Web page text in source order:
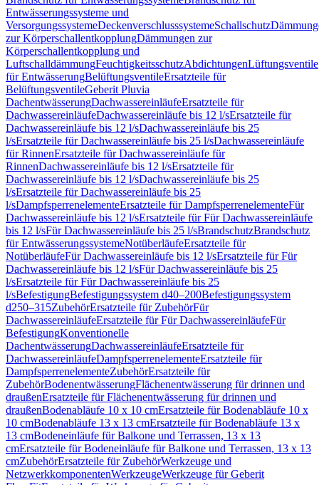
Entwässerungssysteme und
VersorgungssystemeDeckenverschlusssystemeSchallschutz
zur KörperschallentkopplungDämmungen zur
Körperschallentkopplung und
LuftschalldämmungFeuchtigkeitsschutzAbdichtungenLüftungsventile
für EntwässerungBelüftungsventileErsatzteile für
BelüftungsventileGeberit Pluvia
DachentwässerungDachwassereinläufeErsatzteile für
DachwassereinläufeDachwassereinläufe bis 12 l/sErsatzteile für
Dachwassereinläufe bis 12 l/sDachwassereinläufe bis 25
l/sErsatzteile für Dachwassereinläufe bis 25 l/sDachwassereinläufe
für RinnenErsatzteile für Dachwassereinläufe für
RinnenDachwassereinläufe bis 12 l/sErsatzteile für
Dachwassereinläufe bis 12 l/sDachwassereinläufe bis 25
l/sErsatzteile für Dachwassereinläufe bis 25
l/sDampfsperrenelementeErsatzteile für DampfsperrenelementeFür
Dachwassereinläufe bis 12 l/sErsatzteile für Für Dachwassereinläufe
bis 12 l/sFür Dachwassereinläufe bis 25 l/sBrandschutzBrandschutz
für EntwässerungssystemeNotüberläufeErsatzteile für
NotüberläufeFür Dachwassereinläufe bis 12 l/sErsatzteile für Für
Dachwassereinläufe bis 12 l/sFür Dachwassereinläufe bis 25
l/sErsatzteile für Für Dachwassereinläufe bis 25
l/sBefestigungBefestigungssystem d40–200Befestigungssystem
d250–315ZubehörErsatzteile für ZubehörFür
DachwassereinläufeErsatzteile für Für DachwassereinläufeFür
BefestigungKonventionelle
DachentwässerungDachwassereinläufeErsatzteile für
DachwassereinläufeDampfsperrenelementeErsatzteile für
DampfsperrenelementeZubehörErsatzteile für
ZubehörBodenentwässerungFlächenentwässerung für drinnen und
draußenErsatzteile für Flächenentwässerung für drinnen und
draußenBodenabläufe 10 x 10 cmErsatzteile für Bodenabläufe 10 x
10 cmBodenabläufe 13 x 13 cmErsatzteile für Bodenabläufe 13 x
13 cmBodeneinläufe für Balkone und Terrassen, 13 x 13
cmErsatzteile für Bodeneinläufe für Balkone und Terrassen, 13 x 13
cmZubehörErsatzteile für ZubehörWerkzeuge und
NetzwerkkomponentenWerkzeugeWerkzeuge für Geberit